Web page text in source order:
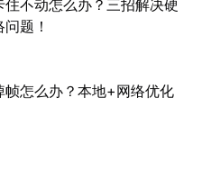
住不动怎么办？三招解决硬
题！
帧怎么办？本地+网络优化